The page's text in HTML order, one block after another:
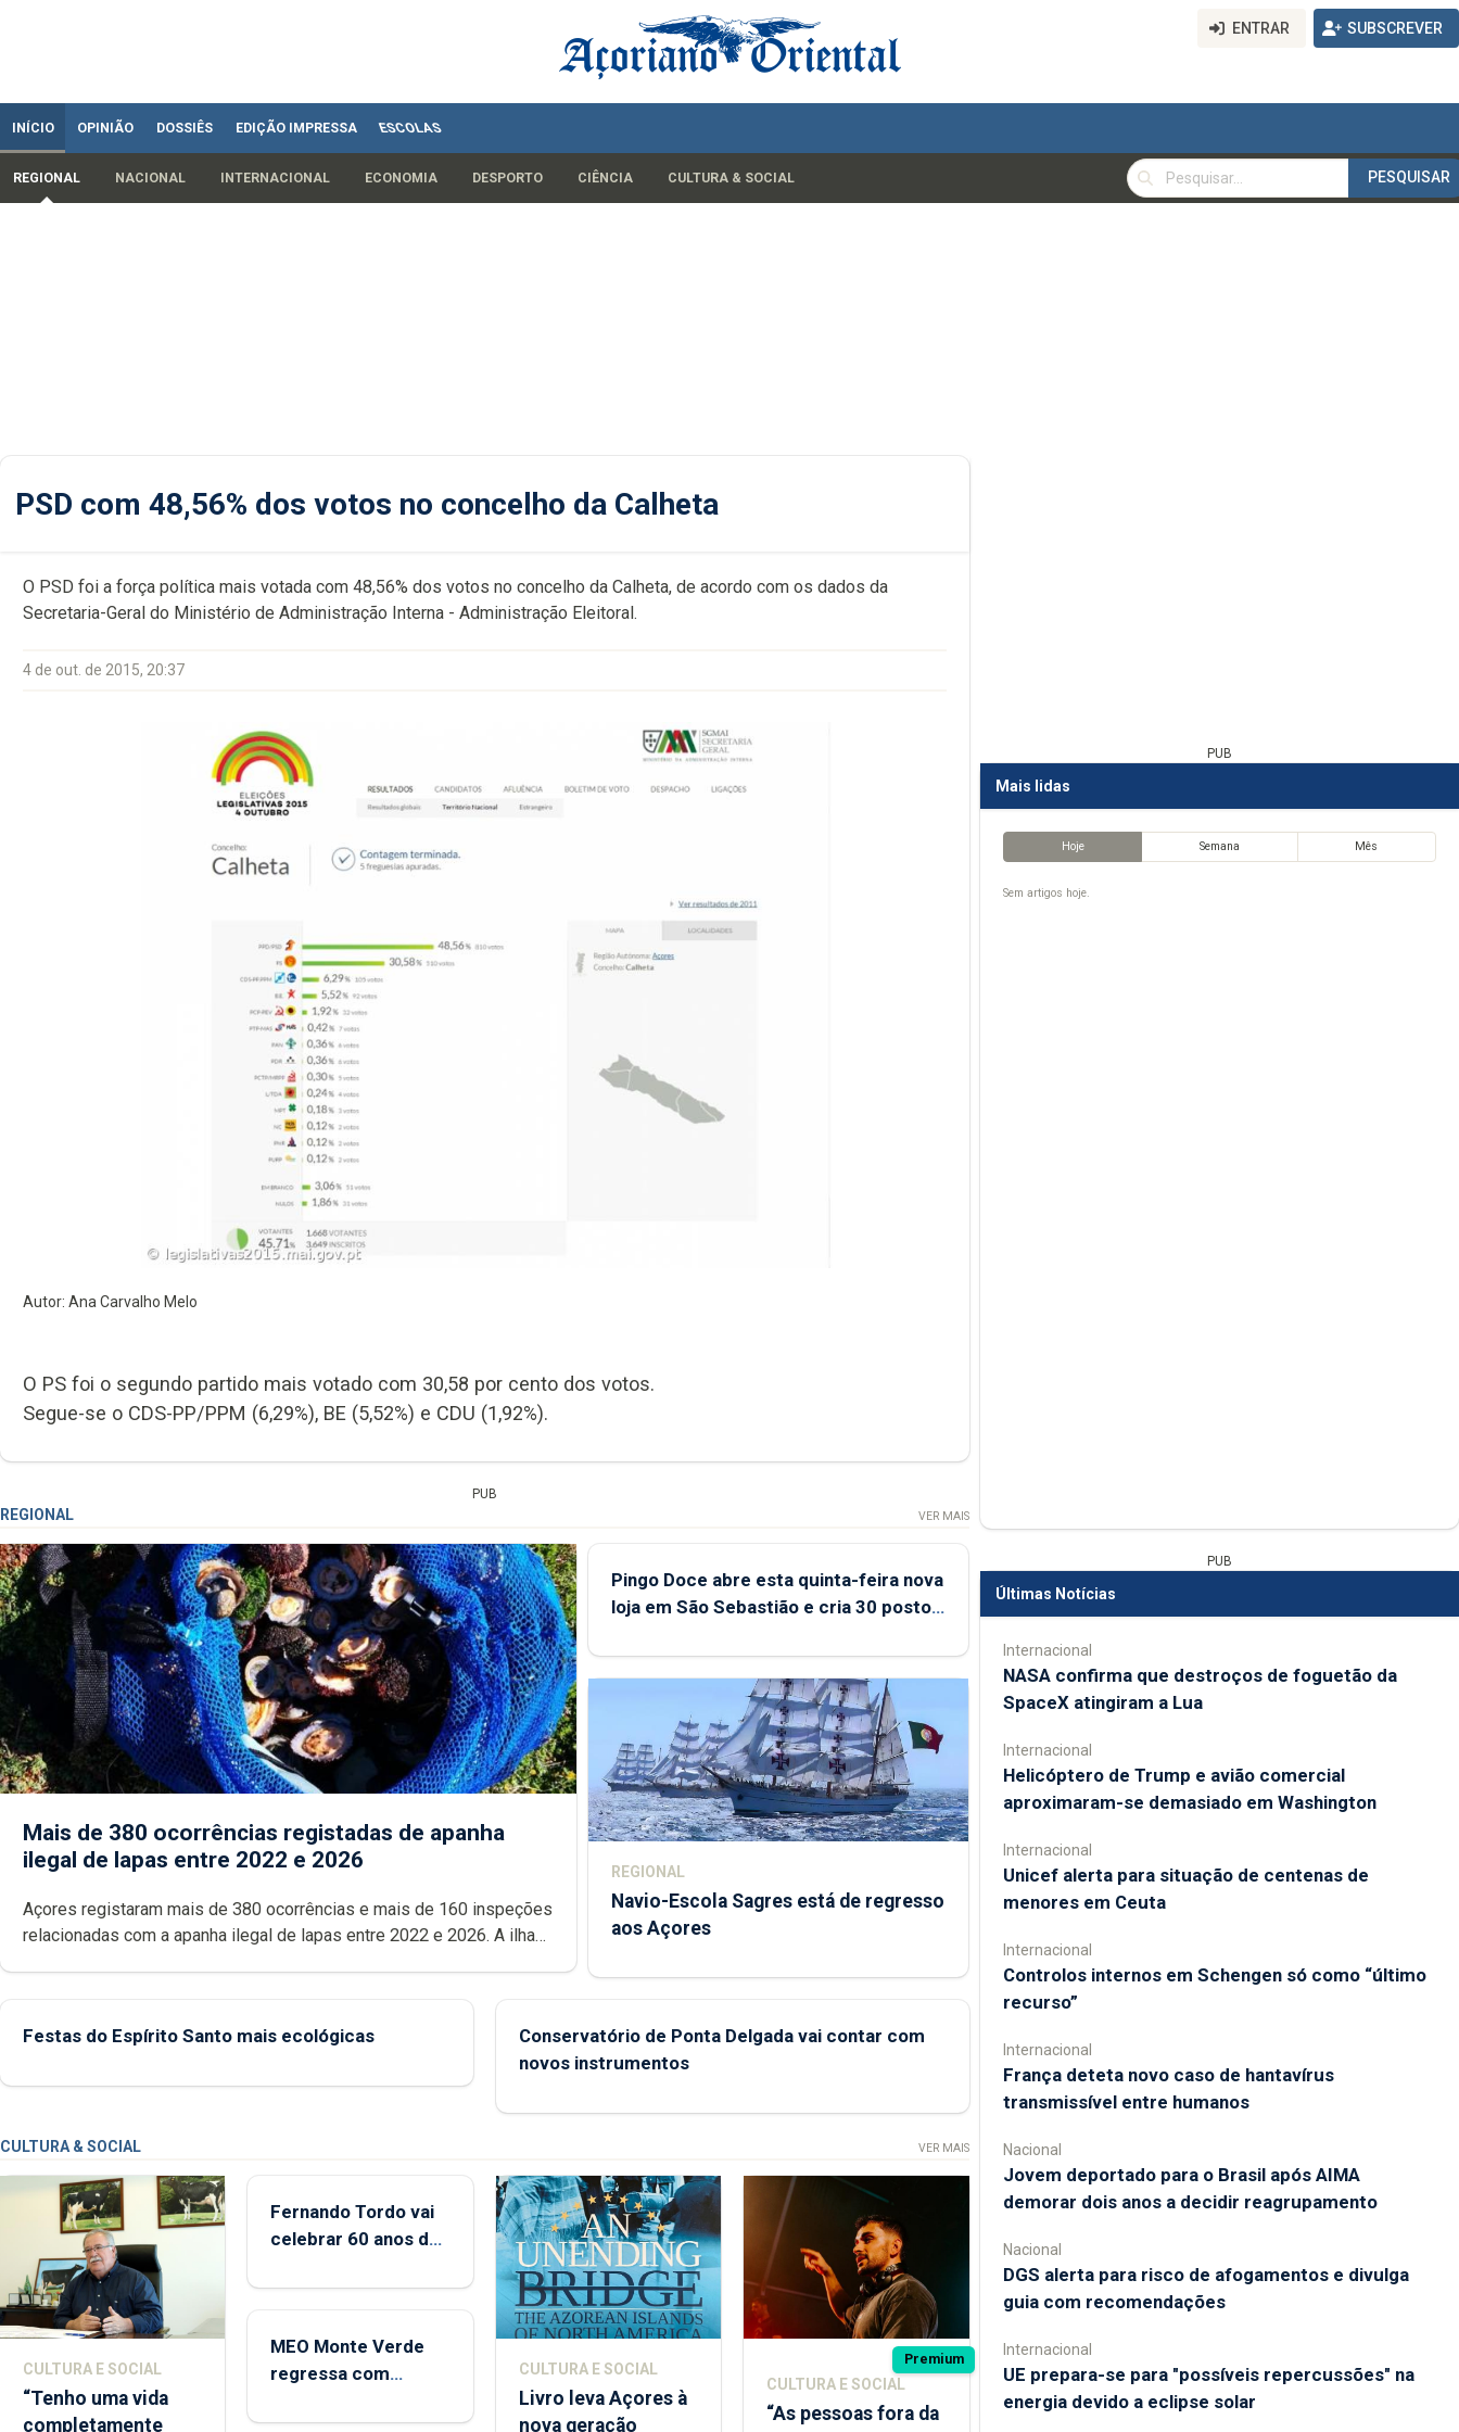
ENTRAR SUBSCREVER
INÍCIO OPINIÃO DOSSIÊS EDIÇÃO IMPRESSA ESCOLAS
REGIONAL NACIONAL INTERNACIONAL ECONOMIA DESPORTO CIÊNCIA CULTURA & SOCIAL
PESQUISAR
PESQUISAR
PSD com 48,56% dos votos no concelho da Calheta
O PSD foi a força política mais votada com 48,56% dos votos no concelho da Calheta, de acordo com os dados da
Secretaria-Geral do Ministério de Administração Interna - Administração Eleitoral.
4 de out. de 2015, 20:37
Autor: Ana Carvalho Melo
O PS foi o segundo partido mais votado com 30,58 por cento dos votos.
Segue-se o CDS-PP/PPM (6,29%), BE (5,52%) e CDU (1,92%).
PUB
REGIONAL VER MAIS
Mais de 380 ocorrências registadas de apanha
ilegal de lapas entre 2022 e 2026
Açores registaram mais de 380 ocorrências e mais de 160 inspeções
relacionadas com a apanha ilegal de lapas entre 2022 e 2026. A ilha
Pingo Doce abre esta quinta-feira nova
loja em São Sebastião e cria 30 postos
REGIONAL
Navio-Escola Sagres está de regresso
aos Açores
Festas do Espírito Santo mais ecológicas
Conservatório de Ponta Delgada vai contar com
novos instrumentos
CULTURA & SOCIAL VER MAIS
CULTURA E SOCIAL
“Tenho uma vida
completamente
Fernando Tordo vai
celebrar 60 anos de
Micaelense
MEO Monte Verde
regressa com
acessibilidade
CULTURA E SOCIAL
Livro leva Açores à
nova geração
Premium
CULTURA E SOCIAL
“As pessoas fora da
PUB
Mais lidas
Hoje Semana Mês
Sem artigos hoje.
PUB
Últimas Notícias
Internacional
NASA confirma que destroços de foguetão da
SpaceX atingiram a Lua
Internacional
Helicóptero de Trump e avião comercial
aproximaram-se demasiado em Washington
Internacional
Unicef alerta para situação de centenas de
menores em Ceuta
Internacional
Controlos internos em Schengen só como “último
recurso”
Internacional
França deteta novo caso de hantavírus
transmissível entre humanos
Nacional
Jovem deportado para o Brasil após AIMA
demorar dois anos a decidir reagrupamento
Nacional
DGS alerta para risco de afogamentos e divulga
guia com recomendações
Internacional
UE prepara-se para "possíveis repercussões" na
energia devido a eclipse solar